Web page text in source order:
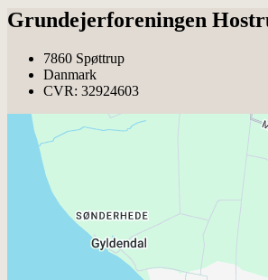
Grundejerforeningen
7860 Spøttrup
Danmark
CVR: 32924603